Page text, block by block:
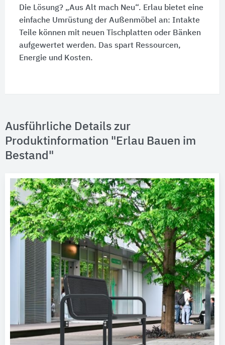
Die Lösung? „Aus Alt mach Neu“. Erlau bietet eine
einfache Umrüstung der Außenmöbel an: Intakte
Teile können mit neuen Tischplatten oder Bänken
aufgewertet werden. Das spart Ressourcen,
Energie und Kosten.
Ausführliche Details zur
Produktinformation "Erlau Bauen im
Bestand"